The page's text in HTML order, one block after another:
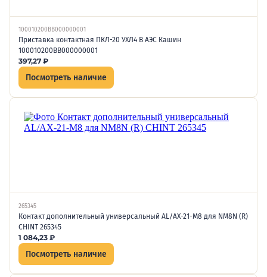
100010200ВВ000000001
Приставка контактная ПКЛ-20 УХЛ4 В АЭС Кашин
100010200ВВ000000001
397,27 ₽
Посмотреть наличие
265345
Контакт дополнительный универсальный AL/AX-21-M8 для NM8N (R)
CHINT 265345
1 084,23 ₽
Посмотреть наличие